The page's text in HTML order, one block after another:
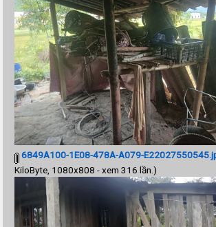
6849A100-1E08-478A-A079-
KiloByte, 1080x808 - xem 316 lần.)